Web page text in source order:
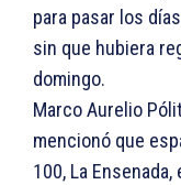
para pasar los
sin que hubiera
domingo.
Marco Aurelio
mencionó que
100, La